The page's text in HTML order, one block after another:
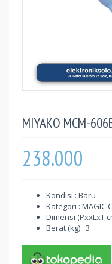
MIYAKO MCM-
238.000
Kondisi : Baru
Kategori : MAGIC
Dimensi (PxxLxT
Berat (kg) : 3